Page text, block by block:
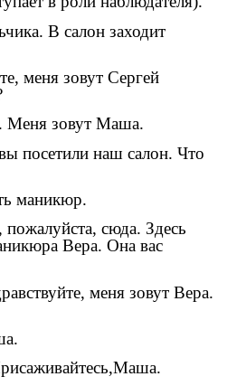
В салон заходит
меня зовут Сергей
Меня зовут Маша.
посетили наш салон. Что
маникюр.
сюда. Здесь
Вера. Она вас
меня зовут Вера.